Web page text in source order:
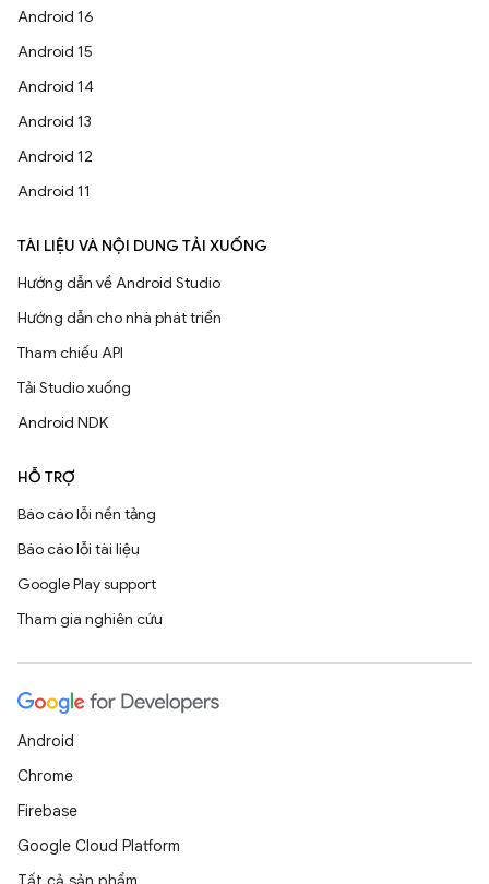
Android 16
Android 15
Android 14
Android 13
Android 12
Android 11
TÀI LIỆU VÀ NỘI DUNG TẢI XUỐNG
Hướng dẫn về Android Studio
Hướng dẫn cho nhà phát triển
Tham chiếu API
Tải Studio xuống
Android NDK
HỖ TRỢ
Báo cáo lỗi nền tảng
Báo cáo lỗi tài liệu
Google Play support
Tham gia nghiên cứu
Android
Chrome
Firebase
Google Cloud Platform